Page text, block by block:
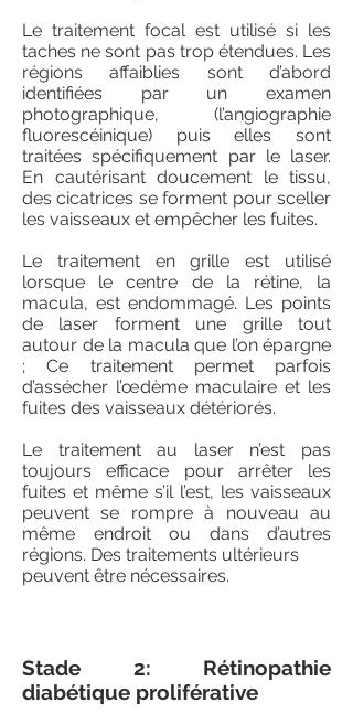
Le traitement focal est utilisé si les
taches ne sont pas trop étendues. Les
régions affaiblies sont d’abord
identifiées par un examen
photographique, (l’angiographie
fluorescéinique) puis elles sont
traitées spécifiquement par le laser.
En cautérisant doucement le tissu,
des cicatrices se forment pour sceller
les vaisseaux et empêcher les fuites.
Le traitement en grille est utilisé
lorsque le centre de la rétine, la
macula, est endommagé. Les points
de laser forment une grille tout
autour de la macula que l’on épargne
; Ce traitement permet parfois
d’assécher l’œdème maculaire et les
fuites des vaisseaux détériorés.
Le traitement au laser n’est pas
toujours efficace pour arrêter les
fuites et même s’il l’est, les vaisseaux
peuvent se rompre à nouveau au
même endroit ou dans d’autres
régions. Des traitements ultérieurs
peuvent être nécessaires.
Stade 2: Rétinopathie
diabétique proliférative